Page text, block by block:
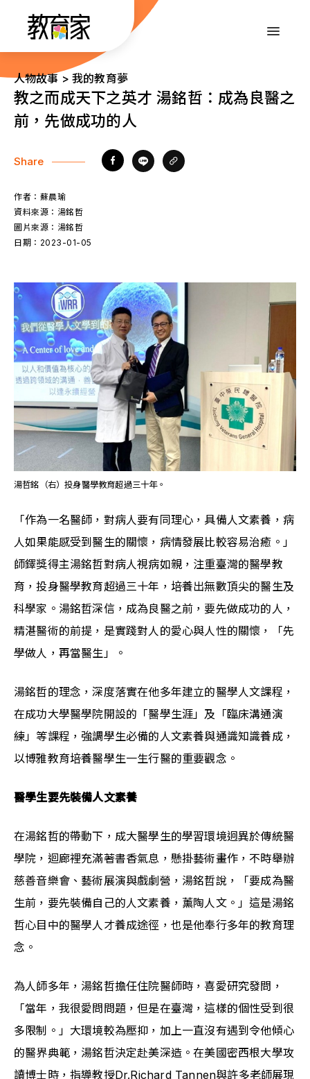
內
::: 人物故事 > 我的教育夢
教之而成天下之英才 湯銘哲：成為良醫之
前，先做成功的人
Share
作者： 蘇晨瑜
資料來源： 湯銘哲
圖片來源： 湯銘哲
日期： 2023-01-05
湯哲銘（右）投身醫學教育超過三十年。
「作為一名醫師，對病人要有同理心，具備人文素養，病
人如果能感受到醫生的關懷，病情發展比較容易治癒。」
師鐸獎得主湯銘哲對病人視病如親，注重臺灣的醫學教
育，投身醫學教育超過三十年，培養出無數頂尖的醫生及
科學家。湯銘哲深信，成為良醫之前，要先做成功的人，
精湛醫術的前提，是實踐對人的愛心與人性的關懷，「先
學做人，再當醫生」。
湯銘哲的理念，深度落實在他多年建立的醫學人文課程，
在成功大學醫學院開設的「醫學生涯」及「臨床溝通演
練」等課程，強調學生必備的人文素養與通識知識養成，
以博雅教育培養醫學生一生行醫的重要觀念。
醫學生要先裝備人文素養
在湯銘哲的帶動下，成大醫學生的學習環境迥異於傳統醫
學院，迴廊裡充滿著書香氣息，懸掛藝術畫作，不時舉辦
慈善音樂會、藝術展演與戲劇營，湯銘哲說，「要成為醫
生前，要先裝備自己的人文素養，薰陶人文。」這是湯銘
哲心目中的醫學人才養成途徑，也是他奉行多年的教育理
念。
為人師多年，湯銘哲擔任住院醫師時，喜愛研究發問，
「當年，我很愛問問題，但是在臺灣，這樣的個性受到很
多限制。」大環境較為壓抑，加上一直沒有遇到令他傾心
的醫界典範，湯銘哲決定赴美深造。在美國密西根大學攻
讀博士時，指導教授Dr.Richard Tannen與許多老師展現